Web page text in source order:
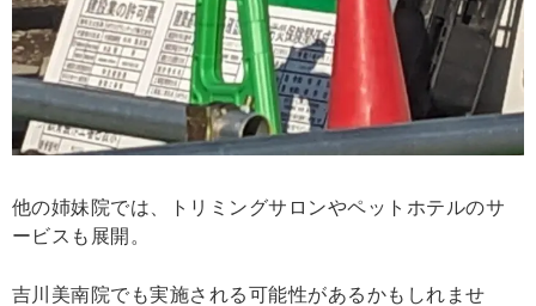
他の姉妹院では、トリミングサロンやペットホテルのサ
ービスも展開。
吉川美南院でも実施される可能性があるかもしれませ